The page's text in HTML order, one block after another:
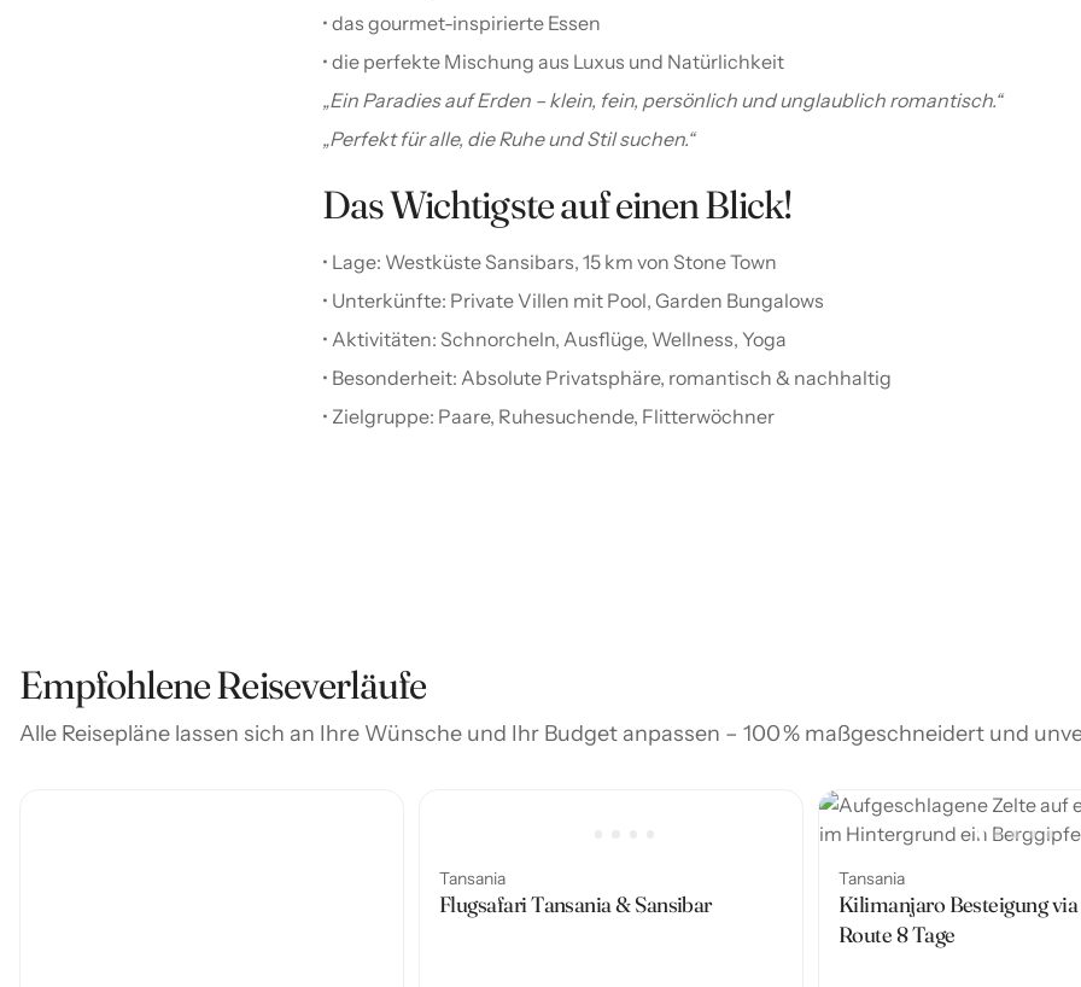
• das gourmet-inspirierte Essen
• die perfekte Mischung aus Luxus und Natürlichkeit
„Ein Paradies auf Erden – klein, fein, persönlich und unglaublich romantisch.“
„Perfekt für alle, die Ruhe und Stil suchen.“
Das Wichtigste auf einen Blick!
• Lage: Westküste Sansibars, 15 km von Stone Town
• Unterkünfte: Private Villen mit Pool, Garden Bungalows
• Aktivitäten: Schnorcheln, Ausflüge, Wellness, Yoga
• Besonderheit: Absolute Privatsphäre, romantisch & nachhaltig
• Zielgruppe: Paare, Ruhesuchende, Flitterwöchner
Empfohlene Reiseverläufe
Alle Reisepläne lassen sich an Ihre Wünsche und Ihr Budget anpassen – 100 % maßgeschneidert und
Tansania
Flugsafari Tansania & Sansibar
Tansania
Kilimanjaro Besteigung
Route 8 Tage